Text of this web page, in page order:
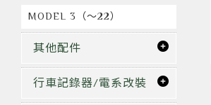
MODEL 3（～22）
其他配件
行車記錄器/電系改裝